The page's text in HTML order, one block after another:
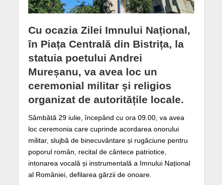
Cu ocazia Zilei Imnului Național,
în Piața Centrală din Bistrița, la
statuia poetului Andrei
Mureșanu, va avea loc un
ceremonial militar și religios
organizat de autoritățile locale.
Sâmbătă 29 iulie, începând cu ora 09.00, va avea
loc ceremonia care cuprinde acordarea onorului
militar, slujbă de binecuvântare și rugăciune pentru
poporul român, recital de cântece patriotice,
intonarea vocală și instrumentală a Imnului Național
al României, defilarea gărzii de onoare.